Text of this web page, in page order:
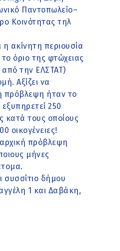
Παντοπωλείο–
Κοινότητας τηλ
ακίνητη περιουσία
όριο της φτώχειας
από την ΕΛΣΤΑΤ)
Αξίζει να
πρόβλεψη ήταν το
250
κατά τους οποίους
οικογένειες!
πρόβλεψη
μήνες
συσσίτιο δήμου
1 και Δαβάκη,